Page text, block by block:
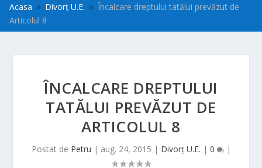
Acasa 9 Divorț U.E. 9 Încalcare dreptului tatălui prevăzut de
Articolul 8
ÎNCALCARE DREPTULUI
TATĂLUI PREVĂZUT DE
ARTICOLUL 8
Postat de Petru | aug. 24, 2015 | Divorț U.E. | 0 |